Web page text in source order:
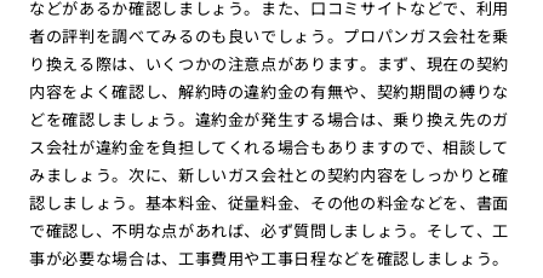
などがあるか確認しましょう。また、口コミサイトなどで、利用
者の評判を調べてみるのも良いでしょう。プロパンガス会社を乗
り換える際は、いくつかの注意点があります。まず、現在の契約
内容をよく確認し、解約時の違約金の有無や、契約期間の縛りな
どを確認しましょう。違約金が発生する場合は、乗り換え先のガ
ス会社が違約金を負担してくれる場合もありますので、相談して
みましょう。次に、新しいガス会社との契約内容をしっかりと確
認しましょう。基本料金、従量料金、その他の料金などを、書面
で確認し、不明な点があれば、必ず質問しましょう。そして、工
事が必要な場合は、工事費用や工事日程などを確認しましょう。